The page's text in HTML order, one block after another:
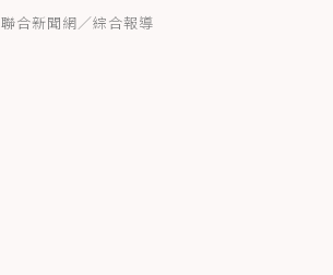
聯合新聞網／綜合報導